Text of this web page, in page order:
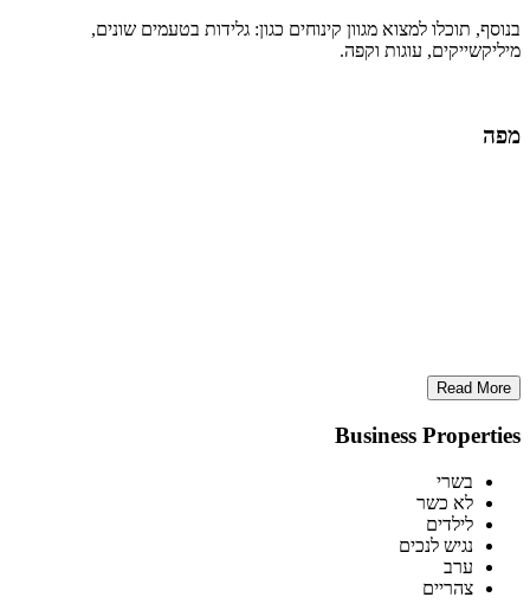
בנוסף, תוכלו למצוא מגוון קינוחים כגון: גלידות בטעמים שונים,
מיליקשייקים, עוגות וקפה.
מפה
Read More
Business Properties
בשרי
לא כשר
לילדים
נגיש לנכים
ערב
צהריים